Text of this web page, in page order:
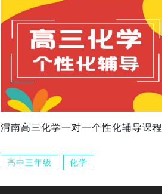
渭南高三化学一对一个性化辅导课程
高中三年级 化学